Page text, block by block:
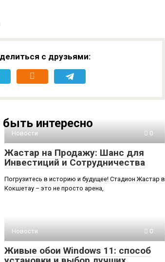
с друзьями:
интересно
Новости 0
Жастар на Продажу: Шанс для
Инвестиций и Сотрудничества
Погрузитесь в историю и будущее! Стадион Жастар в
Кокшетау – это не просто арена,
Новости 0
Живые обои Windows 11: способ